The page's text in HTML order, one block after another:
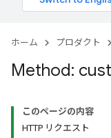
ホーム プロダクト
Method:
このページの内容
HTTP リクエスト